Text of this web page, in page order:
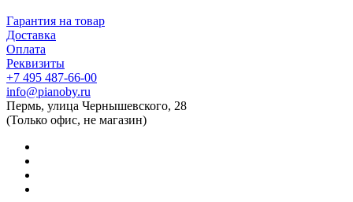
Гарантия на товар
Доставка
Оплата
Реквизиты
+7 495 487-66-00
info@pianoby.ru
Пермь, улица Чернышевского, 28
(Только офис, не магазин)